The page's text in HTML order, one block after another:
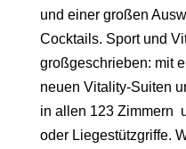
und einer großen
Cocktails. Sport und
großgeschrieben: mit
neuen Vitality-Suiten
in allen 123 Zimmern
oder Liegestützgriffe.